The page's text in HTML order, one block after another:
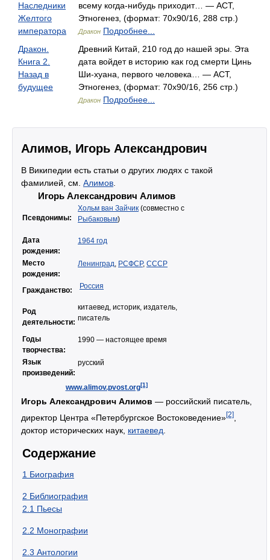
Наследники
Желтого
императора
всему когда-нибудь приходит… — АСТ,
Этногенез, (формат: 70x90/16, 288 стр.)
Дракон Подробнее...
Дракон.
Книга 2.
Назад в
будущее
Древний Китай, 210 год до нашей эры. Эта
дата войдет в историю как год смерти Цинь
Ши-хуана, первого человека… — АСТ,
Этногенез, (формат: 70x90/16, 256 стр.)
Дракон Подробнее...
Алимов, Игорь Александрович
В Википедии есть статьи о других людях с такой
фамилией, см. Алимов
Игорь Александрович Алимов
Псевдонимы:
Хольм ван Зайчик (совместно с
Рыбаковым)
Дата
рождения:
1964 год
Место
рождения:
Ленинград, РСФСР, СССР
Гражданство: Россия
Род
деятельности:
китаевед, историк, издатель,
писатель
Годы
творчества:
1990 — настоящее время
Язык
произведений:
русский
www.alimov.pvost.org[1]
Игорь Александрович Алимов — российский писатель,
директор Центра «Петербургское Востоковедение»[2]
доктор исторических наук, китаевед
Содержание
1 Биография
2 Библиография
2.1 Пьесы
2.2 Монографии
2.3 Антологии